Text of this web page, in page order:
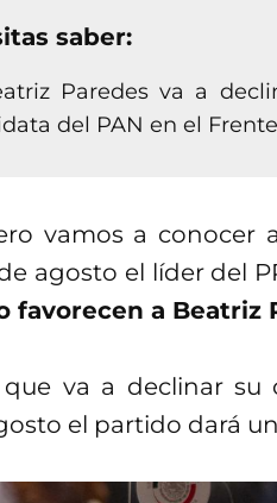
saber:
Paredes va a
del PAN en el
vamos a
agosto el líder del
favorecen a Beatriz
va a declinar su
el partido dará